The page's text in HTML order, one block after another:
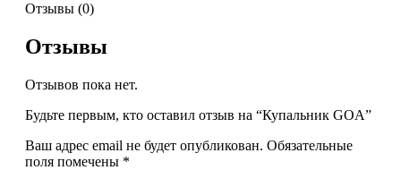
Отзывы (0)
Отзывы
Отзывов пока нет.
Будьте первым, кто оставил отзыв на “Купальник GOA”
Ваш адрес email не будет опубликован. Обязательные
поля помечены *